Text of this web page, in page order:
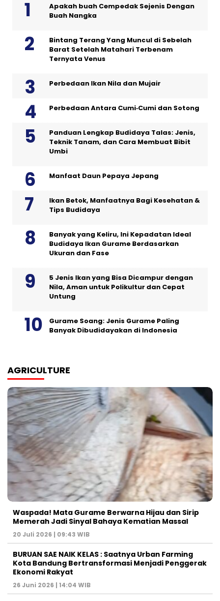
Apakah buah Cempedak Sejenis Dengan
Buah Nangka
Bintang Terang Yang Muncul di Sebelah
Barat Setelah Matahari Terbenam
Ternyata Venus
Perbedaan Ikan Nila dan Mujair
Perbedaan Antara Cumi‑Cumi dan Sotong
Panduan Lengkap Budidaya Talas: Jenis,
Teknik Tanam, dan Cara Membuat Bibit
Umbi
Manfaat Daun Pepaya Jepang
Ikan Betok, Manfaatnya Bagi Kesehatan &
Tips Budidaya
Banyak yang Keliru, Ini Kepadatan Ideal
Budidaya Ikan Gurame Berdasarkan
Ukuran dan Fase
5 Jenis Ikan yang Bisa Dicampur dengan
Nila, Aman untuk Polikultur dan Cepat
Untung
Gurame Soang: Jenis Gurame Paling
Banyak Dibudidayakan di Indonesia
AGRICULTURE
Waspada! Mata Gurame Berwarna Hijau dan Sirip
Memerah Jadi Sinyal Bahaya Kematian Massal
20 Juli 2026 | 09:43 WIB
BURUAN SAE NAIK KELAS : Saatnya Urban Farming
Kota Bandung Bertransformasi Menjadi Penggerak
Ekonomi Rakyat
26 Juni 2026 | 14:04 WIB